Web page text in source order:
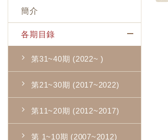
簡介
各期目錄
第31~40期 (2022~ )
第21~30期 (2017~2022)
第11~20期 (2012~2017)
第 1~10期 (2007~2012)